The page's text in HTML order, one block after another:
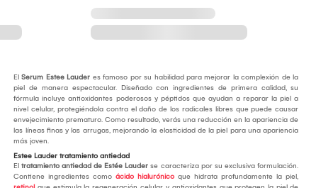
ElSerum Estee Lauder es famoso por su habilidad para mejorar la complexión de la
piel de manera espectacular. Diseñado con ingredientes de primera calidad, su
fórmula incluye antioxidantes poderosos y péptidos que ayudan a reparar la piel a
nivel celular, protegiéndola contra el daño de los radicales libres que puede causar
envejecimiento prematuro. Como resultado, verás una reducción en la apariencia de
las líneas finas y las arrugas, mejorando la elasticidad de la piel para una apariencia
más joven.
Estee Lauder tratamiento antiedad
Eltratamiento antiedad de Estée Lauder se caracteriza por su exclusiva formulación.
Contiene ingredientes comoácido hialurónico que hidrata profundamente la piel,